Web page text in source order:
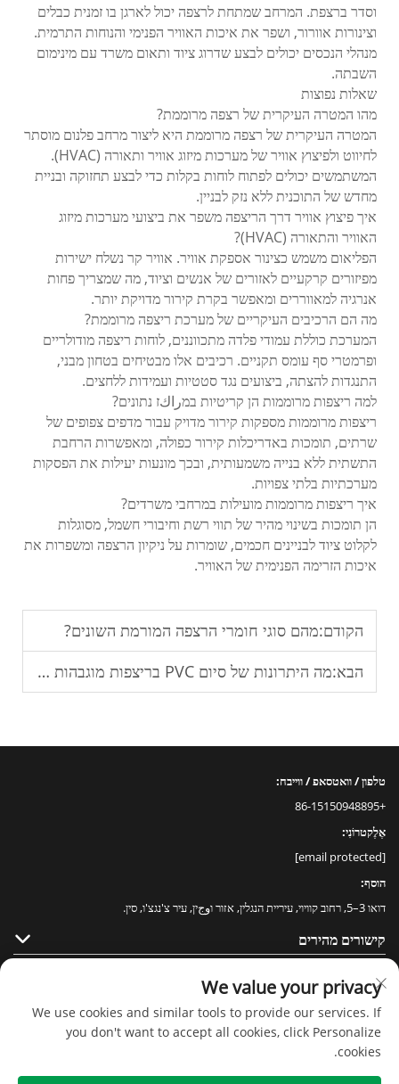
וסדר ברצפת. המרחב שמתחת לרצפה יכול לארגן בו זמנית כבלים
וצינורות אוורור, ושפר את איכות האוויר הפנימי והנוחות התרמית.
מנהלי הנכסים יכולים לבצע שדרוג ציוד ותאום משרד עם מינימום
השבתה.
שאלות נפוצות
מהו המטרה העיקרית של רצפה מרוממת?
המטרה העיקרית של רצפה מרוממת היא ליצור מרחב פלנום מוסתר
לחיווט ולפיצוץ אוויר של מערכות מיזוג אוויר ותאורה (HVAC).
המשתמשים יכולים לפתוח לוחות בקלות כדי לבצע תחזוקה ובניית
מחדש של התוכנית ללא נזק לבניין.
איך פיצוץ אוויר דרך הריצפה משפר את ביצועי מערכות מיזוג
האוויר והתאורה (HVAC)?
הפליאום משמש כצינור אספקת אוויר. אוויר קר נשלח ישירות
מפיזורים קרקעיים לאזורים של אנשים וציוד, מה שמצריך פחות
אנרגיה למאווררים ומאפשר בקרת קירור מדויקת יותר.
מה הם הרכיבים העיקריים של מערכת ריצפה מרוממת?
המערכת כוללת עמודי פלדה מתכווננים, לוחות ריצפה מודולריים
ופרמטרי סף עומס תקניים. רכיבים אלו מבטיחים בטחון מבני,
התנגדות להצתה, ביצועים נגד סטטיות ועמידות ללחצים.
למה ריצפות מרוממות הן קריטיות במراكז נתונים?
ריצפות מרוממות מספקות קירור מדויק עבור מדפים צפופים של
שרתים, תומכות באדריכלות קירור כפולה, ומאפשרות הרחבת
התשתית ללא בנייה משמעותית, ובכך מונעות יעילות את הפסקות
מערכתיות בלתי צפויות.
איך ריצפות מרוממות מועילות במרחבי משרדים?
הן תומכות בשינוי מהיר של תווי רשת וחיבורי חשמל, מסוגלות
לקלוט ציוד לבניינים חכמים, שומרות על ניקיון הרצפה ומשפרות את
איכות הזרימה הפנימית של האוויר.
הקודם:מהם סוגי חומרי הרצפה המורמת השונים?
הבא:מה היתרונות של סיום PVC בריצפות מוגבהות עם גישה?
טלפון / וואטסאפ / ווייבח:
+86-15150948895
אֶלֶקטרוֹנִי:
[email protected]
הוסף:
דואו 3–5, רחוב קוויוי, עיריית הנגלין, אזור וوجין, עיר צ'נגצ'ו, סין.
קישורים מהירים
מוצרים
We value your privacy
We use cookies and similar tools to provide our services. If
you don't want to accept all cookies, click Personalize
cookies.